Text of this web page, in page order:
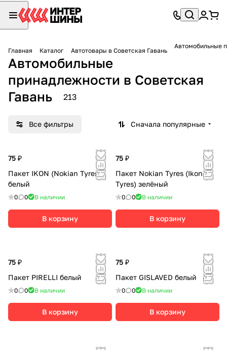
Главная Каталог Автотовары в Советская Гавань
Автомобильные
Автомобильные
принадлежности в Советская
Гавань
213
Все фильтры Сначала популярные
75 ₽
Пакет IKON (Nokian Tyres)
белый
0 0 В наличии
В корзину
75 ₽
Пакет Nokian Tyres (Ikon
Tyres) зелёный
0 0 В наличии
В корзину
75 ₽
Пакет PIRELLI белый
0 0 В наличии
В корзину
75 ₽
Пакет GISLAVED белый
0 0 В наличии
В корзину